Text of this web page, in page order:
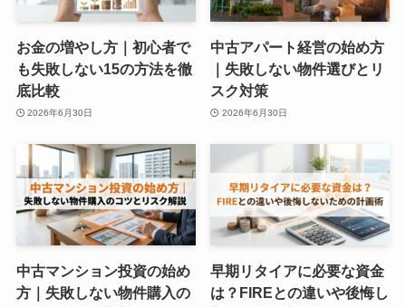
お金の増やし方｜初心者で
も失敗しない15の方法を徹
底比較
2026年6月30日
中古アパート経営の始め方
｜失敗しない物件選びとリ
スク対策
2026年6月30日
中古マンション投資の始め
方｜失敗しない物件購入の
早期リタイアに必要な資金
は？FIREとの違いや後悔し